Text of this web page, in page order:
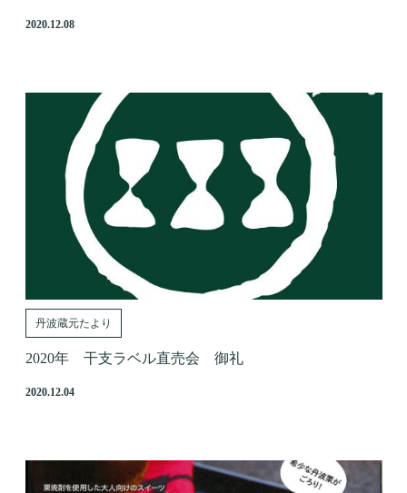
2020.12.08
丹波蔵元たより
2020年 干支ラベル直売会 御礼
2020.12.04